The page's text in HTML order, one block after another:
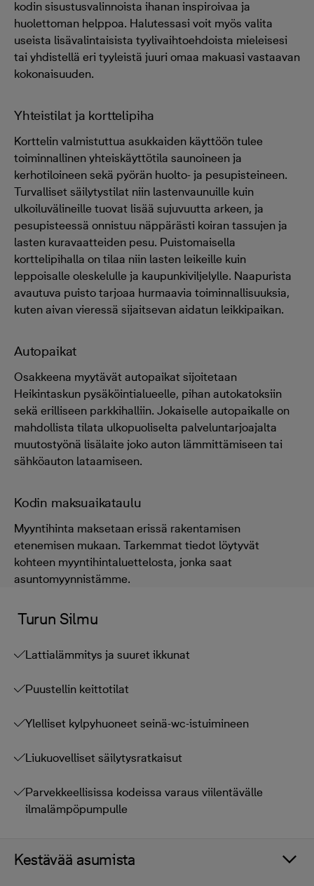
kodin sisustusvalinnoista ihanan inspiroivaa ja
huolettoman helppoa. Halutessasi voit myös valita
useista lisävalintaisista tyylivaihtoehdoista mieleisesi
tai yhdistellä eri tyyleistä juuri omaa makuasi vastaavan
kokonaisuuden.
Yhteistilat ja korttelipiha
Korttelin valmistuttua asukkaiden käyttöön tulee
toiminnallinen yhteiskäyttötila saunoineen ja
kerhotiloineen sekä pyörän huolto- ja pesupisteineen.
Turvalliset säilytystilat niin lastenvaunuille kuin
ulkoiluvälineille tuovat lisää sujuvuutta arkeen, ja
pesupisteessä onnistuu näppärästi koiran tassujen ja
lasten kuravaatteiden pesu. Puistomaisella
korttelipihalla on tilaa niin lasten leikeille kuin
leppoisalle oleskelulle ja kaupunkiviljelylle. Naapurista
avautuva puisto tarjoaa hurmaavia toiminnallisuuksia,
kuten aivan vieressä sijaitsevan aidatun leikkipaikan.
Autopaikat
Osakkeena myytävät autopaikat sijoitetaan
Heikintaskun pysäköintialueelle, pihan autokatoksiin
sekä erilliseen parkkihalliin. Jokaiselle autopaikalle on
mahdollista tilata ulkopuoliselta palveluntarjoajalta
muutostyönä lisälaite joko auton lämmittämiseen tai
sähköauton lataamiseen.
Kodin maksuaikataulu
Myyntihinta maksetaan erissä rakentamisen
etenemisen mukaan. Tarkemmat tiedot löytyvät
kohteen myyntihintaluettelosta, jonka saat
asuntomyynnistämme.
Turun Silmu
Lattialämmitys ja suuret ikkunat
Puustellin keittotilat
Ylelliset kylpyhuoneet seinä-wc-istuimineen
Liukuovelliset säilytysratkaisut
Parvekkeellisissa kodeissa varaus viilentävälle
ilmalämpöpumpulle
Kestävää asumista